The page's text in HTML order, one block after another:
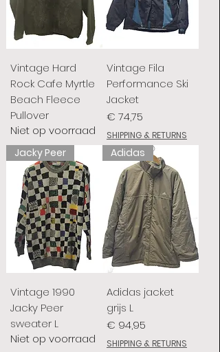
Vintage Hard
Rock Cafe Myrtle
Beach Fleece
Pullover
Niet op voorraad
Vintage Fila
Performance Ski
Jacket
Prijs
€ 74,75
SHIPPING & RETURNS
Jacky Peer
Vintage 1990
Jacky Peer
sweater L
Niet op voorraad
Adidas
Adidas jacket
grijs L
Prijs
€ 94,95
SHIPPING & RETURNS